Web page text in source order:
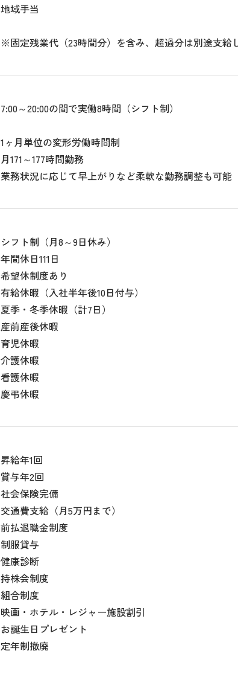
地域手当
※固定残業代（23時間分）を含み、超過分は別途支給
7:00～20:00の間で実働8時間（シフト制）
1ヶ月単位の変形労働時間制
月171～177時間勤務
業務状況に応じて早上がりなど柔軟な勤務調整も可能
シフト制（月8～9日休み）
年間休日111日
希望休制度あり
有給休暇（入社半年後10日付与）
夏季・冬季休暇（計7日）
産前産後休暇
育児休暇
介護休暇
看護休暇
慶弔休暇
昇給年1回
賞与年2回
社会保険完備
交通費支給（月5万円まで）
前払退職金制度
制服貸与
健康診断
持株会制度
組合制度
映画・ホテル・レジャー施設割引
お誕生日プレゼント
定年制撤廃